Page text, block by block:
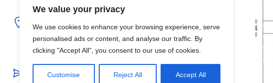
We value your privacy
We use cookies to enhance your browsing experience, serve
personalised ads or content, and analyse our traffic. By
clicking "Accept All", you consent to our use of cookies.
Customise Reject All Accept All
Adresse physique :
102, Boulevard Carl-Vogt
1205 Genève
Adresse postale :
40, Boulevard du Pont-d’Arve